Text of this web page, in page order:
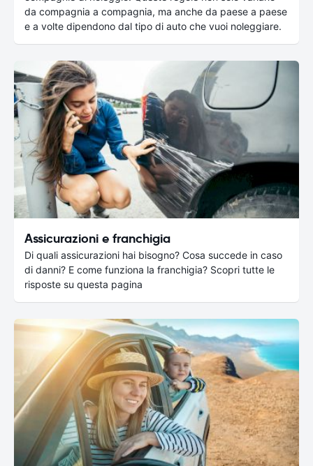
da compagnia a compagnia, ma anche da paese a paese
e a volte dipendono dal tipo di auto che vuoi noleggiare.
Assicurazioni e franchigia
Di quali assicurazioni hai bisogno? Cosa succede in caso
di danni? E come funziona la franchigia? Scopri tutte le
risposte su questa pagina